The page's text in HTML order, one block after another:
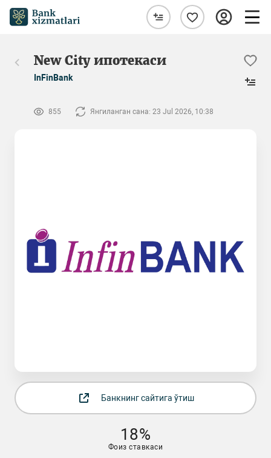
New City ипотекаси
InFinBank
855 Янгиланган сана: 23 Jul 2026, 10:38
Банкнинг сайтига ўтиш
18%
Фоиз ставкаси